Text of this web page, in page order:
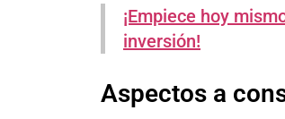
¡Empiece hoy
inversión!
Aspectos a